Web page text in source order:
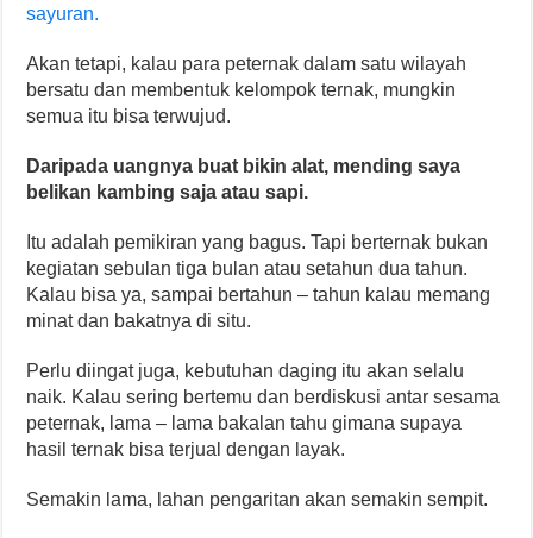
sayuran.
Akan tetapi, kalau para peternak dalam satu wilayah
bersatu dan membentuk kelompok ternak, mungkin
semua itu bisa terwujud.
Daripada uangnya buat bikin alat, mending saya
belikan kambing saja atau sapi.
Itu adalah pemikiran yang bagus. Tapi berternak bukan
kegiatan sebulan tiga bulan atau setahun dua tahun.
Kalau bisa ya, sampai bertahun – tahun kalau memang
minat dan bakatnya di situ.
Perlu diingat juga, kebutuhan daging itu akan selalu
naik. Kalau sering bertemu dan berdiskusi antar sesama
peternak, lama – lama bakalan tahu gimana supaya
hasil ternak bisa terjual dengan layak.
Semakin lama, lahan pengaritan akan semakin sempit.